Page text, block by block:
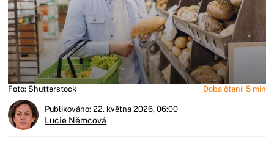
Foto: Shutterstock Doba čtení: 5 min
Publikováno: 22. května 2026, 06:00
Lucie Němcová